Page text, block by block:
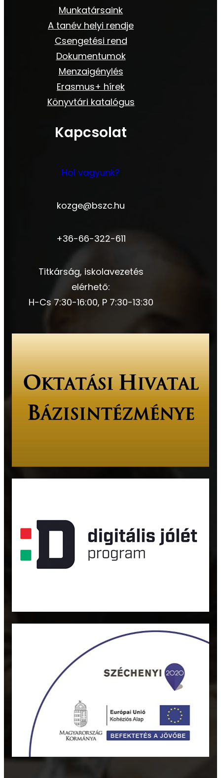
Munkatársaink
A tanév helyi rendje
Csengetési rend
Dokumentumok
Menzaigénylés
Erasmus+ hírek
Könyvtári katalógus
Kapcsolat
Hol vagyunk?
kozge@bszc.hu
+36-66-322-611
Titkárság, iskolavezetés
elérhető:
H-Cs 7:30-16:00, P 7:30-13:30